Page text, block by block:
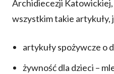
Archidiecezji Katowickiej,
wszystkim takie artykuły,
artykuły spożywcze o
żywność dla dzieci –